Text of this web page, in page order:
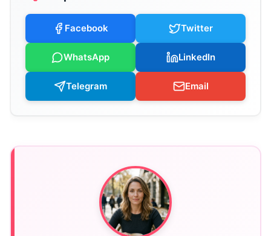
Facebook Twitter
WhatsApp LinkedIn
Telegram Email